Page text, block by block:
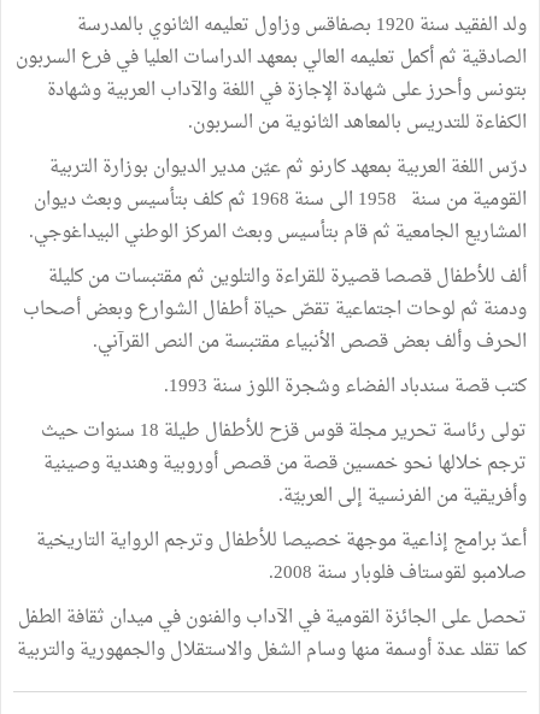
ولد الفقيد سنة 1920 بصفاقس وزاول تعليمه الثانوي بالمدرسة
الصادقية ثم أكمل تعليمه العالي بمعهد الدراسات العليا في فرع السربون
بتونس وأحرز على شهادة الإجازة في اللغة والآداب العربية وشهادة
الكفاءة للتدريس بالمعاهد الثانوية من السربون.
درّس اللغة العربية بمعهد كارنو ثم عيّن مدير الديوان بوزارة التربية
القومية من سنة 1958 الى سنة 1968 ثم كلف بتأسيس وبعث ديوان
المشاريع الجامعية ثم قام بتأسيس وبعث المركز الوطني البيداغوجي.
ألف للأطفال قصصا قصيرة للقراءة والتلوين ثم مقتبسات من كليلة
ودمنة ثم لوحات اجتماعية تقصّ حياة أطفال الشوارع وبعض أصحاب
الحرف وألف بعض قصص الأنبياء مقتبسة من النص القرآني.
كتب قصة سندباد الفضاء وشجرة اللوز سنة 1993.
تولى رئاسة تحرير مجلة قوس قزح للأطفال طيلة 18 سنوات حيث
ترجم خلالها نحو خمسين قصة من قصص أوروبية وهندية وصينية
وأفريقية من الفرنسية إلى العربيّة.
أعدّ برامج إذاعية موجهة خصيصا للأطفال وترجم الرواية التاريخية
صلامبو لقوستاف فلوبار سنة 2008.
تحصل على الجائزة القومية في الآداب والفنون في ميدان ثقافة الطفل
كما تقلد عدة أوسمة منها وسام الشغل والاستقلال والجمهورية والتربية